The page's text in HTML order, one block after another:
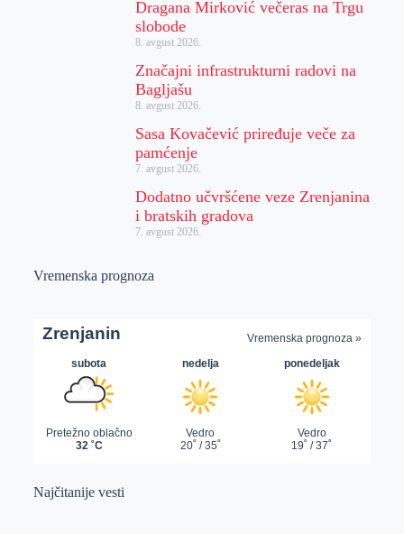
Dragana Mirković večeras na Trgu
slobode
8. avgust 2026.
Značajni infrastrukturni radovi na
Bagljašu
8. avgust 2026.
Sasa Kovačević priređuje veče za
pamćenje
7. avgust 2026.
Dodatno učvršćene veze Zrenjanina
i bratskih gradova
7. avgust 2026.
Vremenska prognoza
Najčitanije vesti